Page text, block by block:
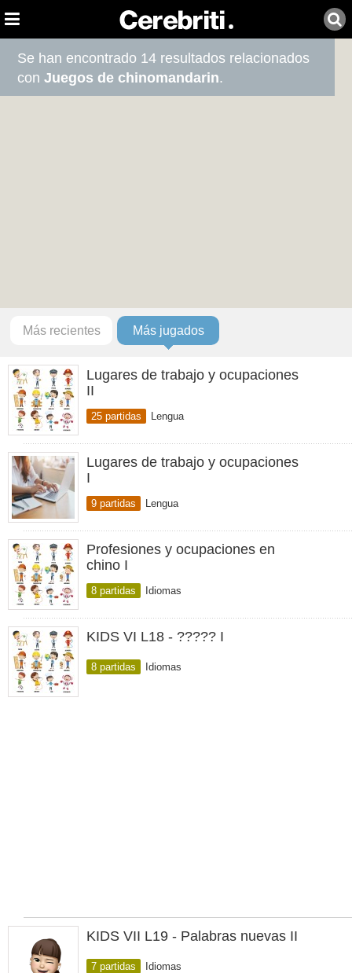
Se han encontrado 14 resultados relacionados
conJuegos de chinomandarin.
Más recientes Más jugados
Lugares de trabajo y ocupaciones
II
25 partidas Lengua
Lugares de trabajo y ocupaciones
I
9 partidas Lengua
Profesiones y ocupaciones en
chino I
8 partidas Idiomas
KIDS VI L18 - ????? I
8 partidas Idiomas
KIDS VII L19 - Palabras nuevas II
7 partidas Idiomas